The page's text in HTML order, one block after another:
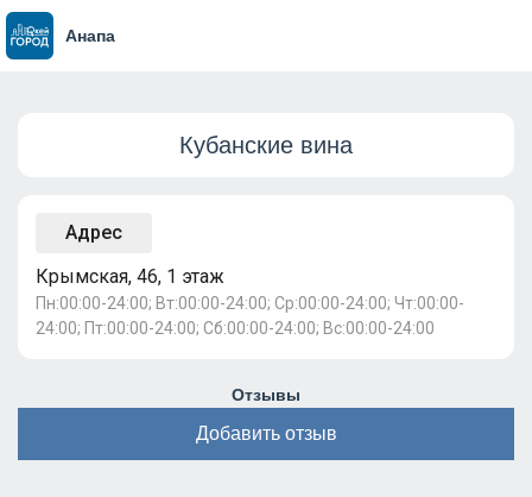
Анапа
Кубанские вина
Адрес
Крымская, 46, 1 этаж
Пн:00:00-24:00; Вт:00:00-24:00; Ср:00:00-24:00; Чт:00:00-
24:00; Пт:00:00-24:00; Сб:00:00-24:00; Вс:00:00-24:00
Отзывы
Добавить отзыв